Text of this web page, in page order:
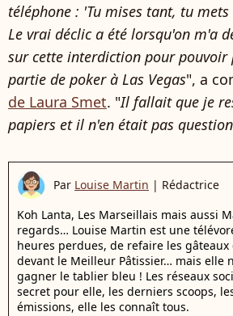
téléphone : 'Tu mises tant, tu
Le vrai déclic a été lorsqu'on m'a
sur cette interdiction pour pouvoir
partie de poker à Las Vegas", a
de Laura Smet. "Il fallait que je
papiers et il n'en était pas
Par Louise Martin | Rédactrice
Koh Lanta, Les Marseillais mais aussi
regards… Louise Martin est une
heures perdues, de refaire les gâteaux
devant le Meilleur Pâtissier… mais elle
gagner le tablier bleu ! Les réseaux
secret pour elle, les derniers scoops,
émissions, elle les connaît tous.